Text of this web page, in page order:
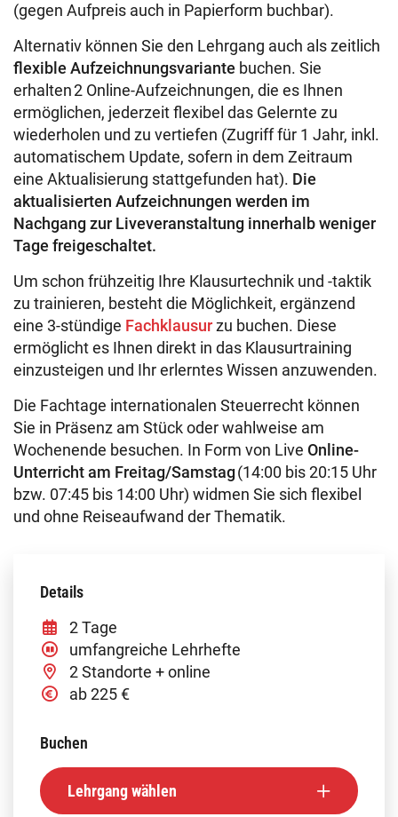
(gegen Aufpreis auch in Papierform buchbar).
Alternativ können Sie den Lehrgang auch als zeitlich
flexible Aufzeichnungsvariante buchen. Sie
erhalten 2 Online-Aufzeichnungen, die es Ihnen
ermöglichen, jederzeit flexibel das Gelernte zu
wiederholen und zu vertiefen (Zugriff für 1 Jahr, inkl.
automatischem Update, sofern in dem Zeitraum
eine Aktualisierung stattgefunden hat). Die
aktualisierten Aufzeichnungen werden im
Nachgang zur Liveveranstaltung innerhalb weniger
Tage freigeschaltet.
Um schon frühzeitig Ihre Klausurtechnik und -taktik
zu trainieren, besteht die Möglichkeit, ergänzend
eine 3-stündige Fachklausurzu buchen. Diese
ermöglicht es Ihnen direkt in das Klausurtraining
einzusteigen und Ihr erlerntes Wissen anzuwenden.
Die Fachtage internationalen Steuerrecht können
Sie in Präsenz am Stück oder wahlweise am
Wochenende besuchen. In Form von Live Online-
Unterricht am Freitag/Samstag(14:00 bis 20:15 Uhr
bzw. 07:45 bis 14:00 Uhr) widmen Sie sich flexibel
und ohne Reiseaufwand der Thematik.
Details
2 Tage
umfangreiche Lehrhefte
2 Standorte + online
ab 225 €
Buchen
Lehrgang wählen